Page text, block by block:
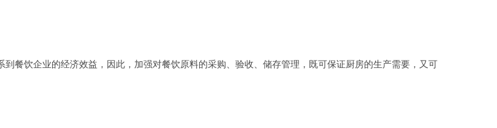
饮企业的经济效益，因此，加强对餐饮原料的采购、验收、储存管理，既可保证厨房的生产需要，又可